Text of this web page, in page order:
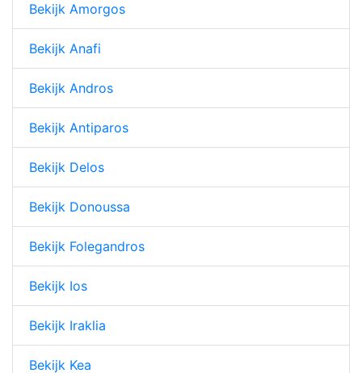
Bekijk Amorgos
Bekijk Anafi
Bekijk Andros
Bekijk Antiparos
Bekijk Delos
Bekijk Donoussa
Bekijk Folegandros
Bekijk Ios
Bekijk Iraklia
Bekijk Kea